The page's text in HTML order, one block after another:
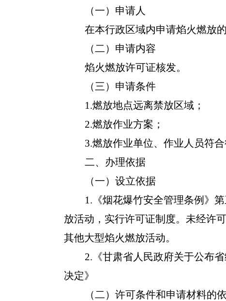
（一）申请人
在本行政区域内申请焰火燃放的
（二）申请内容
焰火燃放许可证核发。
（三）申请条件
1.燃放地点远离禁放区域；
2.燃放作业方案；
3.燃放作业单位、作业人员符
二、办理依据
（一）设立依据
1.《烟花爆竹安全管理条例》
放活动，实行许可证制度。未经许
其他大型焰火燃放活动。
2.《甘肃省人民政府关于公布
决定》
（二）许可条件和申请材料的